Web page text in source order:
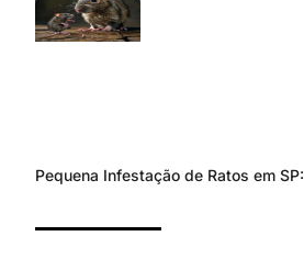
Pequena Infestação de Ratos em